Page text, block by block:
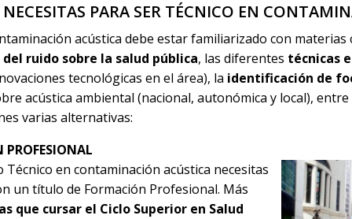
PARA SER TÉCNICO EN
acústica debe estar familiarizado con
ruido sobre la salud pública, las diferentes técnicas
tecnológicas en el área), la identificación de
acústica ambiental (nacional, autonómica y local),
varias alternativas:
en contaminación acústica necesitas
un título de Formación Profesional. Más
que cursar el Ciclo Superior en Salud